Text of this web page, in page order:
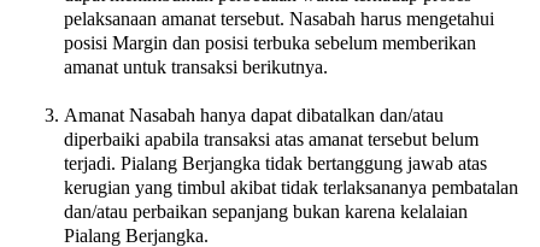
pelaksanaan amanat tersebut. Nasabah harus mengetahui
posisi Margin dan posisi terbuka sebelum memberikan
amanat untuk transaksi berikutnya.
Amanat Nasabah hanya dapat dibatalkan dan/atau
diperbaiki apabila transaksi atas amanat tersebut belum
terjadi. Pialang Berjangka tidak bertanggung jawab atas
kerugian yang timbul akibat tidak terlaksananya pembatalan
dan/atau perbaikan sepanjang bukan karena kelalaian
Pialang Berjangka.